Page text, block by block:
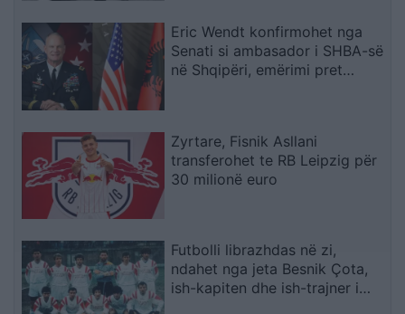
Eric Wendt konfirmohet nga
Senati si ambasador i SHBA-së
në Shqipëri, emërimi pret
Zyrtare, Fisnik Asllani
transferohet te RB Leipzig për
30 milionë euro
Futbolli librazhdas në zi,
ndahet nga jeta Besnik Çota,
ish-kapiten dhe ish-trajner i